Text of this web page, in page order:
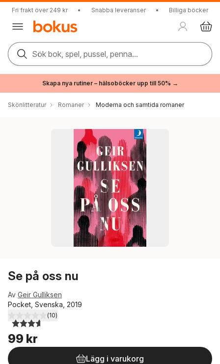
Fri frakt över 249 kr • Snabba leveranser • Billiga böcker
Sök bok, spel, pussel, penna...
Skapa nya rutiner – hälsoböcker upp till 50% →
Skönlitteratur Romaner Moderna och samtida romaner
Se på oss nu
Av Geir Gulliksen
Pocket, Svenska, 2019
3,6utav 5 stjärnor. Totalt antal röster:
(10)
99 kr
Lägg i varukorg